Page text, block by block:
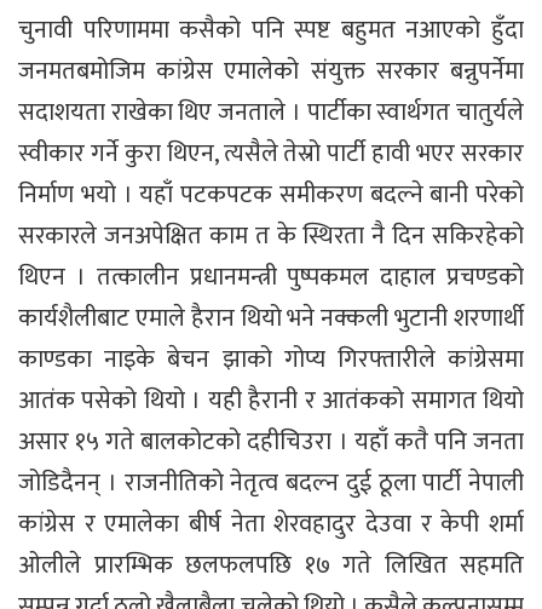
चुनावी परिणाममा कसैको पनि स्पष्ट बहुमत नआएको हुँदा
जनमतबमोजिम कांग्रेस एमालेको संयुक्त सरकार बन्नुपर्नेमा
सदाशयता राखेका थिए जनताले । पार्टीका स्वार्थगत चातुर्यले
स्वीकार गर्ने कुरा थिएन, त्यसैले तेस्रो पार्टी हावी भएर सरकार
निर्माण भयो । यहाँ पटकपटक समीकरण बदल्ने बानी परेको
सरकारले जनअपेक्षित काम त के स्थिरता नै दिन सकिरहेको
थिएन । तत्कालीन प्रधानमन्त्री पुष्पकमल दाहाल प्रचण्डको
कार्यशैलीबाट एमाले हैरान थियो भने नक्कली भुटानी शरणार्थी
काण्डका नाइके बेचन झाको गोप्य गिरफ्तारीले कांग्रेसमा
आतंक पसेको थियो । यही हैरानी र आतंकको समागत थियो
असार १५ गते बालकोटको दहीचिउरा । यहाँ कतै पनि जनता
जोडिदैनन् । राजनीतिको नेतृत्व बदल्न दुई ठूला पार्टी नेपाली
कांग्रेस र एमालेका बीर्ष नेता शेरवहादुर देउवा र केपी शर्मा
ओलीले प्रारम्भिक छलफलपछि १७ गते लिखित सहमति